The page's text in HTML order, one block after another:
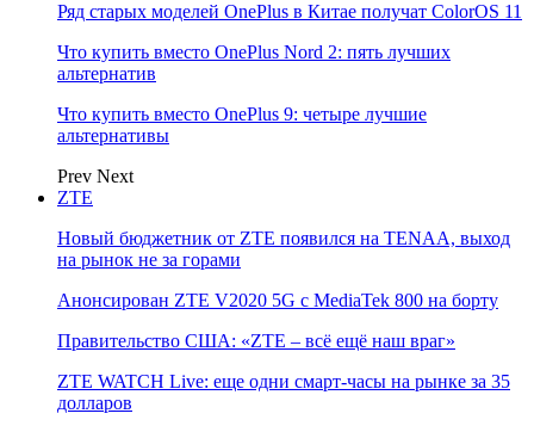
Ряд старых моделей OnePlus в Китае получат ColorOS 11
Что купить вместо OnePlus Nord 2: пять лучших
альтернатив
Что купить вместо OnePlus 9: четыре лучшие
альтернативы
Prev Next
ZTE
Новый бюджетник от ZTE появился на TENAA, выход
на рынок не за горами
Анонсирован ZTE V2020 5G с MediaTek 800 на борту
Правительство США: «ZTE – всё ещё наш враг»
ZTE WATCH Live: еще одни смарт-часы на рынке за 35
долларов